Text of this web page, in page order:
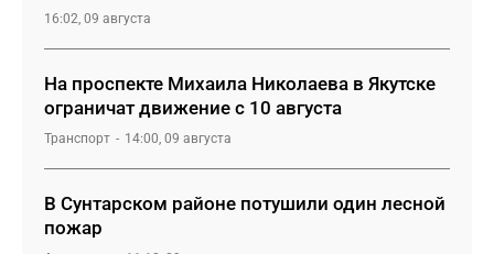
16:02, 09 августа
На проспекте Михаила Николаева в Якутске
ограничат движение с 10 августа
Транспорт 14:00, 09 августа
В Сунтарском районе потушили один лесной
пожар